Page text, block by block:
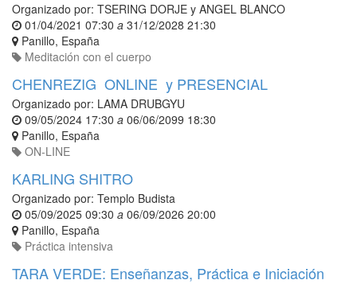
Organizado por: TSERING DORJE y ANGEL BLANCO
01/04/2021 07:30 a 31/12/2028 21:30
Panillo, España
Meditación con el cuerpo
CHENREZIG ONLINE y PRESENCIAL
Organizado por: LAMA DRUBGYU
09/05/2024 17:30 a 06/06/2099 18:30
Panillo, España
ON-LINE
KARLING SHITRO
Organizado por: Templo Budista
05/09/2025 09:30 a 06/09/2026 20:00
Panillo, España
Práctica intensiva
TARA VERDE: Enseñanzas, Práctica e Iniciación